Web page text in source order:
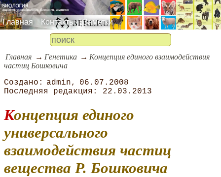
Главная Контакты Заметки
Главная Генетика
Концепция единого взаимодействия
частиц Бошковича
admin
06.07.2008
22.03.2013
Концепция единого
универсального
взаимодействия частиц
вещества Р. Бошковича